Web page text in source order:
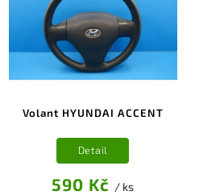
Volant HYUNDAI ACCENT
590 Kč / ks
Detail